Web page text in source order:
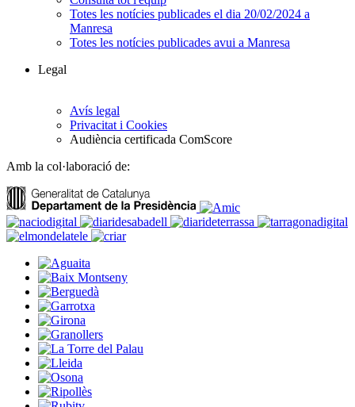
Totes les notícies publicades el dia 20/02/2024 a
Manresa
Totes les notícies publicades avui a Manresa
Legal
Avís legal
Privacitat i Cookies
Audiència certificada ComScore
Amb la col·laboració de: